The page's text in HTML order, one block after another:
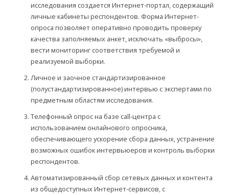
исследования создается Интернет-портал, содержащий
личные кабинеты респондентов. Форма Интернет-
опроса позволяет оперативно проводить проверку
качества заполняемых анкет, исключать «выбросы»,
вести мониторинг соответствия требуемой и
реализуемой выборки.
Личное и заочное стандартизированное
(полустандартизированное) интервью с экспертами по
предметным областям исследования.
Телефонный опрос на базе call-центра с
использованием онлайнового опросника,
обеспечивающего ускорение сбора данных, устранение
возможных ошибок интервьюеров и контроль выборки
респондентов.
Автоматизированный сбор сетевых данных и контента
из общедоступных Интернет-сервисов, с